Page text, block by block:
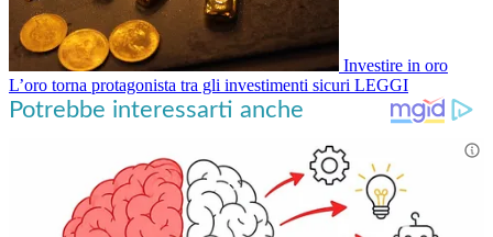
Investire in oro
L’oro torna protagonista tra gli investimenti sicuri LEGGI